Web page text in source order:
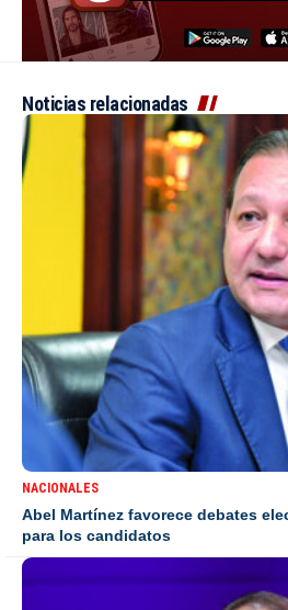
Noticias relacionadas
NACIONALES
Abel Martínez favorece debates
para los candidatos